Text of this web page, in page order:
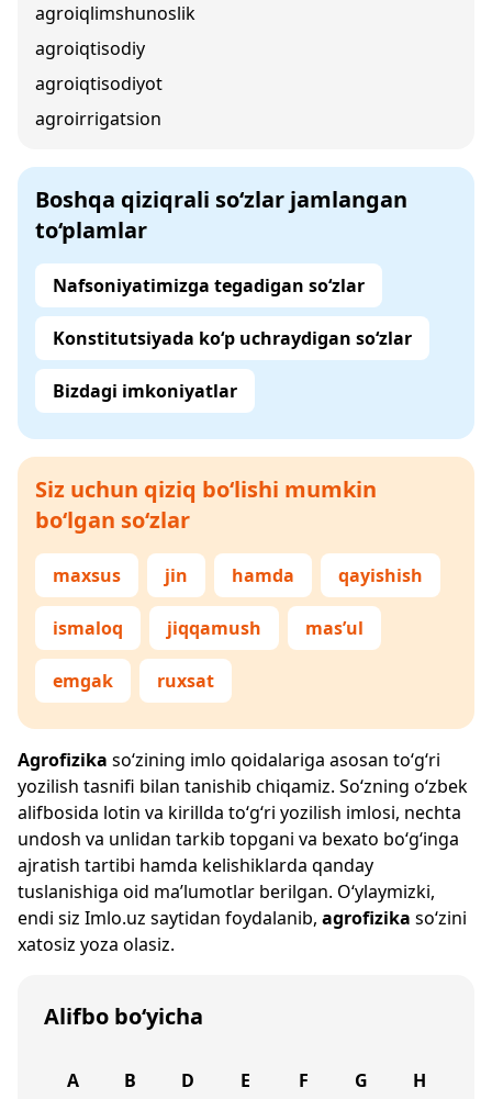
agroiqlimshunoslik
agroiqtisodiy
agroiqtisodiyot
agroirrigatsion
Boshqa qiziqrali so‘zlar jamlangan
to‘plamlar
Nafsoniyatimizga tegadigan so‘zlar
Konstitutsiyada ko‘p uchraydigan so‘zlar
Bizdagi imkoniyatlar
Siz uchun qiziq bo‘lishi mumkin
bo‘lgan so‘zlar
maxsus jin hamda qayishish
ismaloq jiqqamush mas’ul
emgak ruxsat
Agrofizika so‘zining imlo qoidalariga asosan to‘g‘ri
yozilish tasnifi bilan tanishib chiqamiz. So‘zning o‘zbek
alifbosida lotin va kirillda to‘g‘ri yozilish imlosi, nechta
undosh va unlidan tarkib topgani va bexato bo‘g‘inga
ajratish tartibi hamda kelishiklarda qanday
tuslanishiga oid ma’lumotlar berilgan. O‘ylaymizki,
endi siz Imlo.uz saytidan foydalanib, agrofizika so‘zini
xatosiz yoza olasiz.
Alifbo bo‘yicha
A B D E F G H